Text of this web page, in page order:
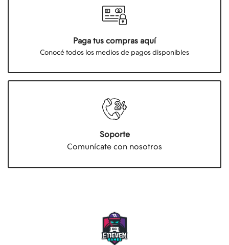
Paga tus compras aquí
Conocé todos los medios de pagos disponibles
Soporte
Comunícate con nosotros